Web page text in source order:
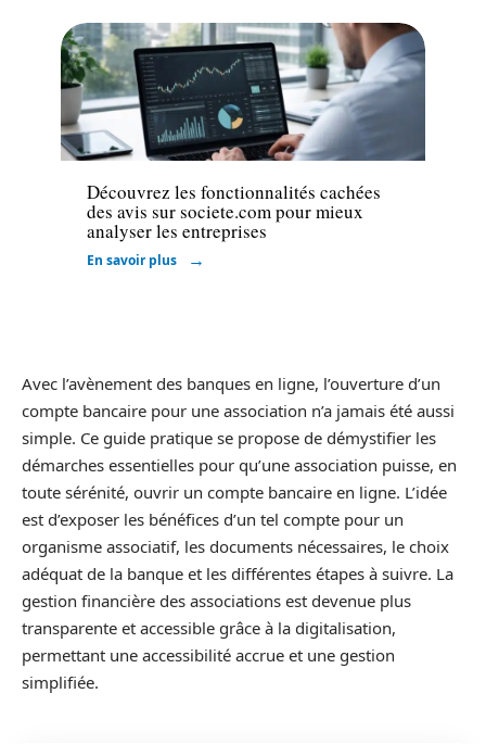
Entreprise
Découvrez les fonctionnalités cachées
des avis sur societe.com pour mieux
analyser les entreprises
En savoir plus
Avec l’avènement des banques en ligne, l’ouverture d’un
compte bancaire pour une association n’a jamais été aussi
simple. Ce guide pratique se propose de démystifier les
démarches essentielles pour qu’une association puisse, en
toute sérénité, ouvrir un compte bancaire en ligne. L’idée
est d’exposer les bénéfices d’un tel compte pour un
organisme associatif, les documents nécessaires, le choix
adéquat de la banque et les différentes étapes à suivre. La
gestion financière des associations est devenue plus
transparente et accessible grâce à la digitalisation,
permettant une accessibilité accrue et une gestion
simplifiée.